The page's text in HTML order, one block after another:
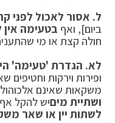
ל. אסור לאכול לפני
ביום], ואף בטעימה
חולה קצת או מי
לא. הגדרת 'טעימה'
ופירות וירקות וחטיפים
משקאות שאינם
ושתיית מיםיש להקל
לשתות יין או שאר